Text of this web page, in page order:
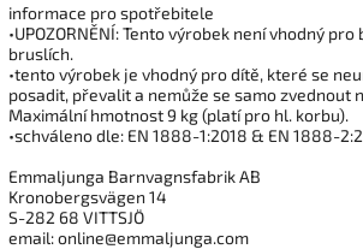
informace pro spotřebitele
•UPOZORNĚNÍ: Tento výrobek není vhodný
bruslích.
•tento výrobek je vhodný pro dítě, které se
posadit, převalit a nemůže se samo zvednout
Maximální hmotnost 9 kg (platí pro hl. korbu).
•schváleno dle: EN 1888-1:2018 & EN 1888-
Emmaljunga Barnvagnsfabrik AB
Kronobergsvägen 14
S-282 68 VITTSJÖ
email: online@emmaljunga.com